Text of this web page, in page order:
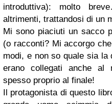
introduttiva): molto
altrimenti, trattandosi di un
Mi sono piaciuti un sacco
(o racconti? Mi accorgo
modi, e non so quale sia la
erano collegati anche al
spesso proprio al finale!
Il protagonista di questo